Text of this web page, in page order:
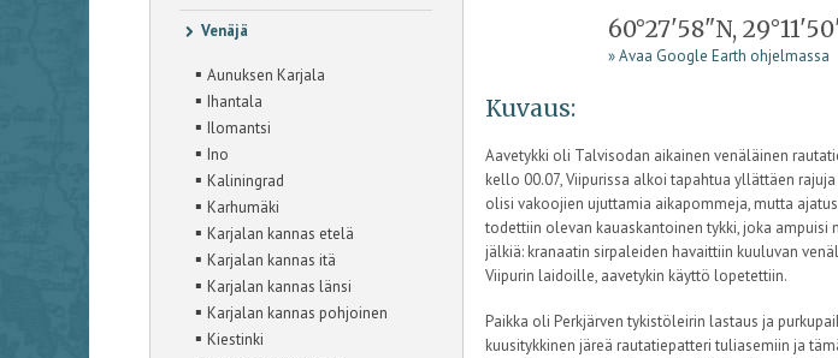
Venäjä
▪Aunuksen Karjala
▪ Ihantala
▪ Ilomantsi
▪ Ino
▪ Kaliningrad
▪ Karhumäki
▪ Karjalan kannas etelä
▪ Karjalan kannas itä
▪ Karjalan kannas länsi
▪ Karjalan kannas pohjoinen
▪ Kiestinki
60°27'58"N,
» Avaa Google Earth ohjelmassa
Kuvaus:
Aavetykki oli Talvisodan aikainen venäläinen
kello 00.07, Viipurissa alkoi tapahtua yllättäen
olisi vakoojien ujuttamia aikapommeja, mutta
todettiin olevan kauaskantoinen tykki, joka ampuisi
jälkiä: kranaatin sirpaleiden havaittiin kuuluvan
Viipurin laidoille, aavetykin käyttö lopetettiin.
Paikka oli Perkjärven tykistöleirin lastaus ja
kuusitykkinen järeä rautatiepatteri tuliasemiin ja